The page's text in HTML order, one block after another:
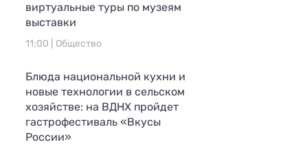
виртуальные туры по музеям
выставки
11:00 | Общество
Блюда национальной кухни и
новые технологии в сельском
хозяйстве: на ВДНХ пройдет
гастрофестиваль «Вкусы
России»